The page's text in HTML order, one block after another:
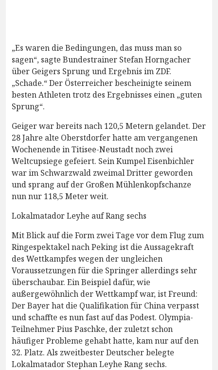
„Es waren die Bedingungen, das muss man so
sagen“, sagte Bundestrainer Stefan Horngacher
über Geigers Sprung und Ergebnis im ZDF.
„Schade.“ Der Österreicher bescheinigte seinem
besten Athleten trotz des Ergebnisses einen „guten
Sprung“.
Geiger war bereits nach 120,5 Metern gelandet. Der
28 Jahre alte Oberstdorfer hatte am vergangenen
Wochenende in Titisee-Neustadt noch zwei
Weltcupsiege gefeiert. Sein Kumpel Eisenbichler
war im Schwarzwald zweimal Dritter geworden
und sprang auf der Großen Mühlenkopfschanze
nun nur 118,5 Meter weit.
Lokalmatador Leyhe auf Rang sechs
Mit Blick auf die Form zwei Tage vor dem Flug zum
Ringespektakel nach Peking ist die Aussagekraft
des Wettkampfes wegen der ungleichen
Voraussetzungen für die Springer allerdings sehr
überschaubar. Ein Beispiel dafür, wie
außergewöhnlich der Wettkampf war, ist Freund:
Der Bayer hat die Qualifikation für China verpasst
und schaffte es nun fast auf das Podest. Olympia-
Teilnehmer Pius Paschke, der zuletzt schon
häufiger Probleme gehabt hatte, kam nur auf den
32. Platz. Als zweitbester Deutscher belegte
Lokalmatador Stephan Leyhe Rang sechs.